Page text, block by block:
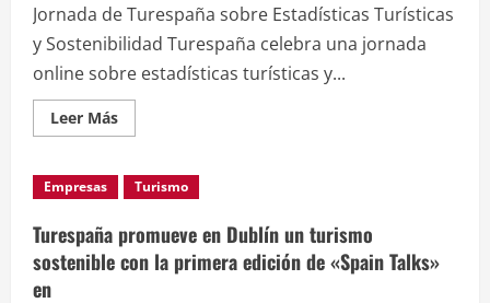
en
español
alcanzará
Jornada de Turespaña sobre Estadísticas Turísticas
y Sostenibilidad Turespaña celebra una jornada
online sobre estadísticas turísticas y...
Leer MásLeer
más
Cuatro
décadas
turismo
inteligente
en
Empresas Turismo
Turespaña promueve en Dublín un turismo
sostenible con la primera edición de «Spain Talks»
en